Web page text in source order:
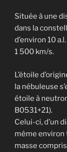
Située à une
dans la
d’environ 10
1 500 km/s.
L’étoile
la nébuleuse
étoile à
B0531+21).
Celui-ci, d’un
même environ
masse